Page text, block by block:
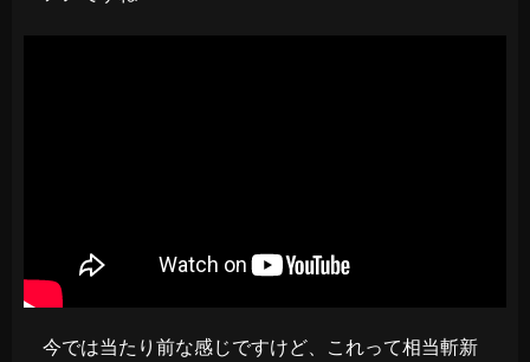
今では当たり前な感じですけど、これって相当斬新